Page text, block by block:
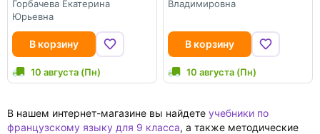
Горбачева Екатерина
Юрьевна
В корзину
10 августа (Пн)
Владимировна
В корзину
10 августа (Пн)
В нашем интернет-магазине вы найдете учебники по
французскому языку для 9 класса, а также методические